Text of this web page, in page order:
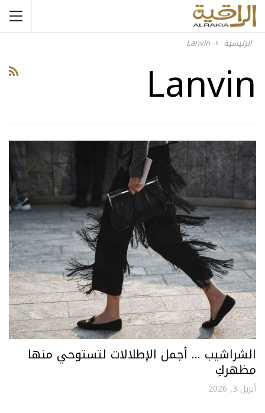
الرئيسية Lanvin
Lanvin
الشراشيب … أجمل الإطلالات لتستوحي منها
مظهركِ
أبريل 3, 2026